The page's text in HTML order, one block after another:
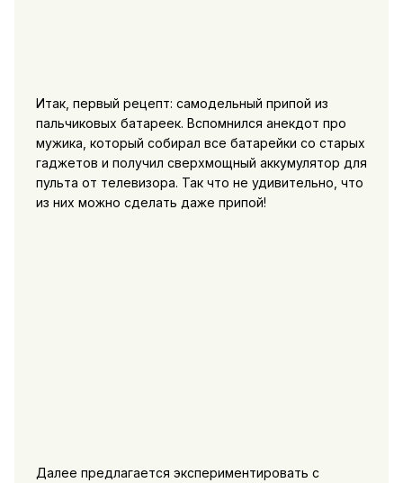
Итак, первый рецепт: самодельный припой из
пальчиковых батареек. Вспомнился анекдот про
мужика, который собирал все батарейки со старых
гаджетов и получил сверхмощный аккумулятор для
пульта от телевизора. Так что не удивительно, что
из них можно сделать даже припой!
Далее предлагается экспериментировать с